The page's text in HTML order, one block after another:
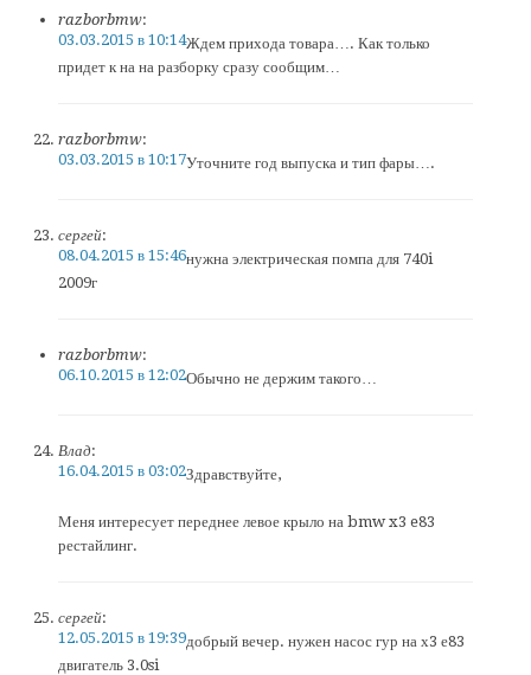
razborbmw:
03.03.2015 в 10:14Ждем прихода товара…. Как только
придет к на на разборку сразу сообщим…
razborbmw:
03.03.2015 в 10:17Уточните год выпуска и тип фары….
сергей:
08.04.2015 в 15:46нужна электрическая помпа для 740i
2009г
razborbmw:
06.10.2015 в 12:02Обычно не держим такого…
Влад:
16.04.2015 в 03:02Здравствуйте,
Меня интересует переднее левое крыло на bmw x3 e83
рестайлинг.
сергей:
12.05.2015 в 19:39добрый вечер. нужен насос гур на х3 е83
двигатель 3.0si